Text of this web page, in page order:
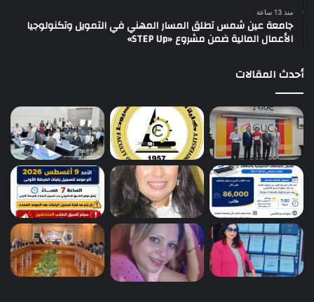
منذ 13 ساعة
جامعة عين شمس تطلق المسار المهني في التمويل وتكنولوجيا
الأعمال المالية ضمن مشروع «STEP Up»
أحدث المقالات